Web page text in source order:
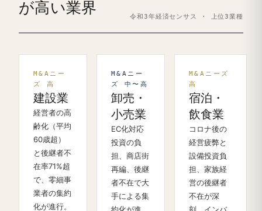
が高い業界
令和3年経済センサス · 上位3業種
M&Aニー
ズ 高
建設業
経営者の高
齢化（平均
60歳超）
と後継者不
在率71%超
で、零細事
業者の集約
化が進行。
M&Aニー
ズ 中〜高
卸売・
小売業
EC化対応
投資の負
担、商店街
再編、後継
者不在で大
手による集
M&Aニーズ
高
宿泊・
飲食業
コロナ後の
経営疲弊と
設備投資負
担、家族経
営の後継者
不在が深